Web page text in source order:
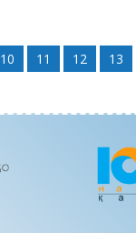
10 11 12 13